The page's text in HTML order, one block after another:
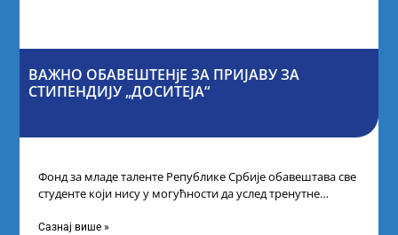
ВАЖНО ОБАВЕШТЕНјЕ ЗА ПРИЈАВУ ЗА
СТИПЕНДИЈУ „ДОСИТЕЈА“
Фонд за младе таленте Републике Србије обавештава све
студенте који нису у могућности да услед тренутне
Сазнај више »